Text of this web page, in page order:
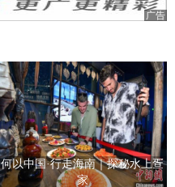
广告
何以中国·行走海南｜探秘水上疍
家